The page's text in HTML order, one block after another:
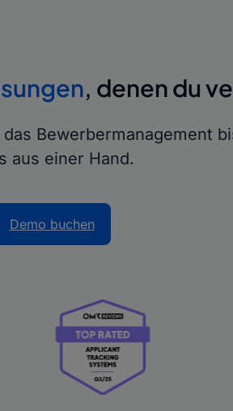
, denen du
Bewerbermanagement
aus einer Hand.
Demo buchen